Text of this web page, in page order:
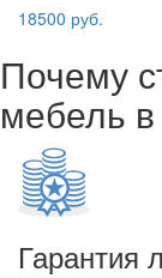
18500 руб.
Почему
мебель
Гарантия